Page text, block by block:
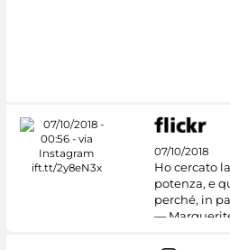
07/10/2018
Ho cercato
potenza, e
perché, in
—